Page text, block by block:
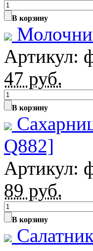
В корзину
Артикул:
47 руб.
В корзину
Q882]
Артикул:
89 руб.
В корзину